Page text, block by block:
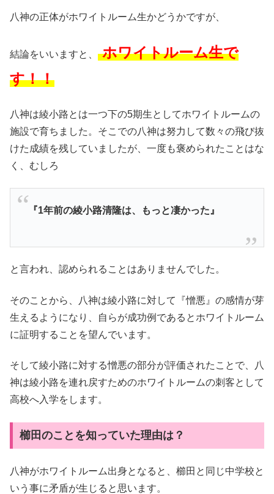
八神の正体がホワイトルーム生かどうかですが、
結論をいいますと、 ホワイトルーム生で
す！！
八神は綾小路とは一つ下の5期生としてホワイトルームの
施設で育ちました。そこでの八神は努力して数々の飛び抜
けた成績を残していましたが、一度も褒められたことはな
く、むしろ
『1年前の綾小路清隆は、もっと凄かった』
と言われ、認められることはありませんでした。
そのことから、八神は綾小路に対して『憎悪』の感情が芽
生えるようになり、自らが成功例であるとホワイトルーム
に証明することを望んでいます。
そして綾小路に対する憎悪の部分が評価されたことで、八
神は綾小路を連れ戻すためのホワイトルームの刺客として
高校へ入学をします。
櫛田のことを知っていた理由は？
八神がホワイトルーム出身となると、櫛田と同じ中学校と
いう事に矛盾が生じると思います。